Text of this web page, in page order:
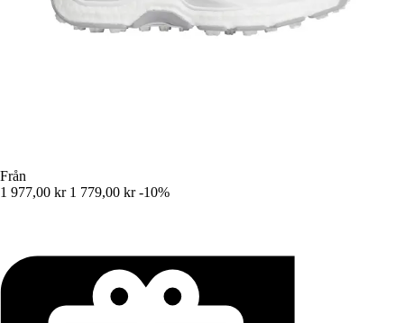
Från
1 977,00 kr 1 779,00 kr -10%